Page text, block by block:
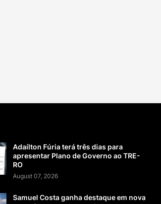
Adaílton Fúria terá três dias para
apresentar Plano de Governo ao TRE-
RO
August 07, 2026
Samuel Costa ganha destaque em nova